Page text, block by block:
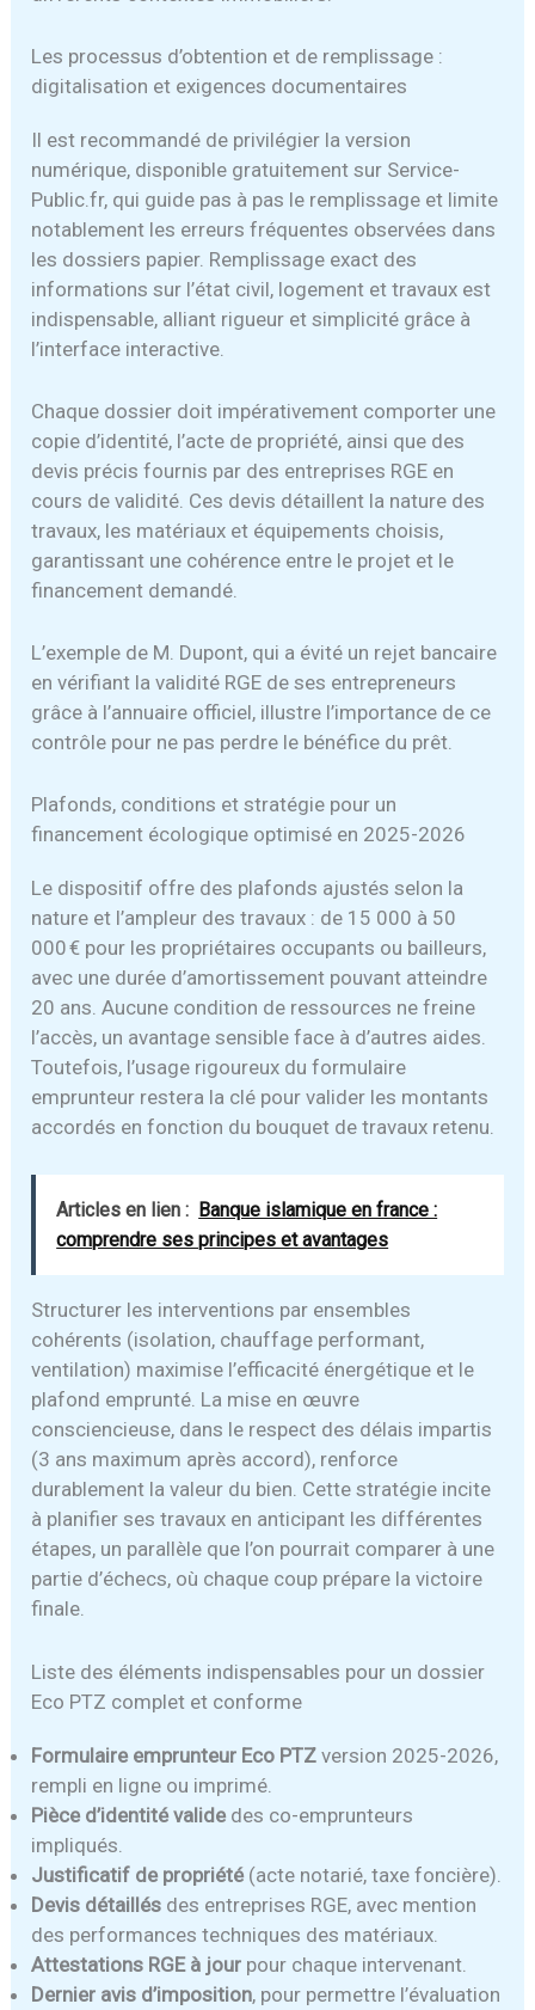
Les processus d’obtention et de remplissage :
digitalisation et exigences documentaires
Il est recommandé de privilégier la version
numérique, disponible gratuitement sur Service-
Public.fr, qui guide pas à pas le remplissage et limite
notablement les erreurs fréquentes observées dans
les dossiers papier. Remplissage exact des
informations sur l’état civil, logement et travaux est
indispensable, alliant rigueur et simplicité grâce à
l’interface interactive.
Chaque dossier doit impérativement comporter une
copie d’identité, l’acte de propriété, ainsi que des
devis précis fournis par des entreprises RGE en
cours de validité. Ces devis détaillent la nature des
travaux, les matériaux et équipements choisis,
garantissant une cohérence entre le projet et le
financement demandé.
L’exemple de M. Dupont, qui a évité un rejet bancaire
en vérifiant la validité RGE de ses entrepreneurs
grâce à l’annuaire officiel, illustre l’importance de ce
contrôle pour ne pas perdre le bénéfice du prêt.
Plafonds, conditions et stratégie pour un
financement écologique optimisé en 2025-2026
Le dispositif offre des plafonds ajustés selon la
nature et l’ampleur des travaux : de 15 000 à 50
000 € pour les propriétaires occupants ou bailleurs,
avec une durée d’amortissement pouvant atteindre
20 ans. Aucune condition de ressources ne freine
l’accès, un avantage sensible face à d’autres aides.
Toutefois, l’usage rigoureux du formulaire
emprunteur restera la clé pour valider les montants
accordés en fonction du bouquet de travaux retenu.
Articles en lien : Banque islamique en france :
comprendre ses principes et avantages
Structurer les interventions par ensembles
cohérents (isolation, chauffage performant,
ventilation) maximise l’efficacité énergétique et le
plafond emprunté. La mise en œuvre
consciencieuse, dans le respect des délais impartis
(3 ans maximum après accord), renforce
durablement la valeur du bien. Cette stratégie incite
à planifier ses travaux en anticipant les différentes
étapes, un parallèle que l’on pourrait comparer à une
partie d’échecs, où chaque coup prépare la victoire
finale.
Liste des éléments indispensables pour un dossier
Eco PTZ complet et conforme
Formulaire emprunteur Eco PTZ version 2025-2026,
rempli en ligne ou imprimé.
Pièce d’identité validedes co-emprunteurs
impliqués.
Justificatif de propriété(acte notarié, taxe foncière).
Devis détaillés des entreprises RGE, avec mention
des performances techniques des matériaux.
Attestations RGE à jour pour chaque intervenant.
Dernier avis d’imposition, pour permettre l’évaluation